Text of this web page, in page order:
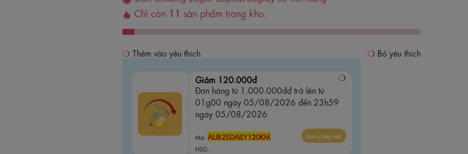
Chỉ còn 11 sản phẩm trong kho.
Thêm vào yêu thích Bỏ yêu thích
Giảm 120.000đ
Đơn hàng từ 1.000.000đđ trở lên từ
01g00 ngày 05/08/2026 đến 23h59
ngày 05/08/2026
Mã:AUB2SDAILY120KM
HSD:
Sao chép mã